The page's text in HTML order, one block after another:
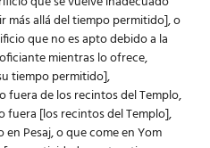
más allá del tiempo permitido], o
que no es apto debido a la
mientras lo ofrece,
tiempo permitido],
fuera de los recintos del Templo,
fuera [los recintos del Templo],
Pesaj, o que come en Yom